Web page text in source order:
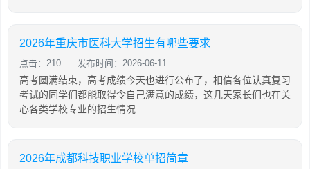
2026年重庆市医科大学招生有哪些要求
点击：210 发布时间：2026-06-11
高考圆满结束，高考成绩今天也进行公布了，相信各位认真复习
考试的同学们都能取得令自己满意的成绩，这几天家长们也在关
心各类学校专业的招生情况
2026年成都科技职业学校单招简章